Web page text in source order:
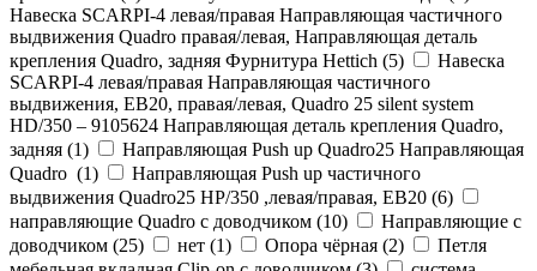
Навеска SCARPI-4 левая/правая Направляющая частичного
выдвижения Quadro правая/левая, Направляющая деталь
крепления Quadro, задняя Фурнитура Hettich (5)
Навеска
SCARPI-4 левая/правая Направляющая частичного
выдвижения, ЕВ20, правая/левая, Quadro 25 silent system
HD/350 – 9105624 Направляющая деталь крепления Quadro,
задняя (1)
Направляющая Push up Quadro25 Направляющая
Quadro (1)
Направляющая Push up частичного
выдвижения Quadro25 НР/350 ,левая/правая, ЕВ20 (6)
направляющие Quadro с доводчиком (10)
Направляющие с
доводчиком (25) нет (1) Опора чёрная (2)
Петля